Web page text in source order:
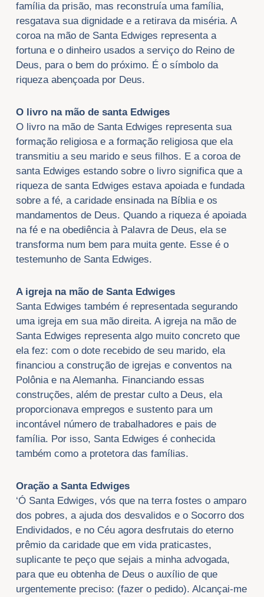
família da prisão, mas reconstruía uma família,
resgatavasua dignidade e a retirava da miséria. A
coroa na mão de Santa Edwiges representa a
fortuna e o dinheiro usados a serviço do Reino de
Deus, para o bem do próximo. É o símbolo da
riqueza abençoada por Deus.
O livro na mão de santa Edwiges
O livro na mão de Santa Edwiges representa sua
formação religiosa e a formação religiosa que ela
transmitiu a seu marido e seus filhos. E a coroa de
santa Edwiges estando sobre o livro significa que a
riqueza de santa Edwiges estava apoiada e fundada
sobre a fé, a caridade ensinada na Bíblia e os
mandamentos de Deus. Quando a riqueza é apoiada
na fé e na obediência à Palavra de Deus, ela se
transforma num bem para muita gente. Esse é o
testemunho de Santa Edwiges.
A igreja na mão de Santa Edwiges
Santa Edwiges também é representada segurando
uma igreja em sua mão direita. A igreja na mão de
Santa Edwiges representa algo muito concreto que
ela fez: com o dote recebido de seu marido, ela
financiou a construção de igrejas e conventos na
Polônia e na Alemanha. Financiando essas
construções, além de prestar culto a Deus, ela
proporcionavaempregos e sustento para um
incontável número de trabalhadores e pais de
família. Por isso, Santa Edwiges é conhecida
também como a protetora das famílias.
Oração a Santa Edwiges
‘Ó Santa Edwiges, vós que na terra fostes o amparo
dos pobres, a ajuda dos desvalidos e o Socorro dos
Endividados, e no Céu agora desfrutais do eterno
prêmio da caridade que em vida praticastes,
suplicante te peço que sejais a minha advogada,
para que eu obtenha de Deus o auxílio de que
urgentemente preciso: (fazer o pedido). Alcançai-me